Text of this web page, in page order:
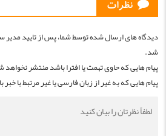
نظرات
دیدگاه های ارسال شده توسط شما، پس از تایید
شد.
پیام هایی که حاوی تهمت یا افترا باشد منتشر
پیام هایی که به غیر از زبان فارسی یا غیر مرتبط با